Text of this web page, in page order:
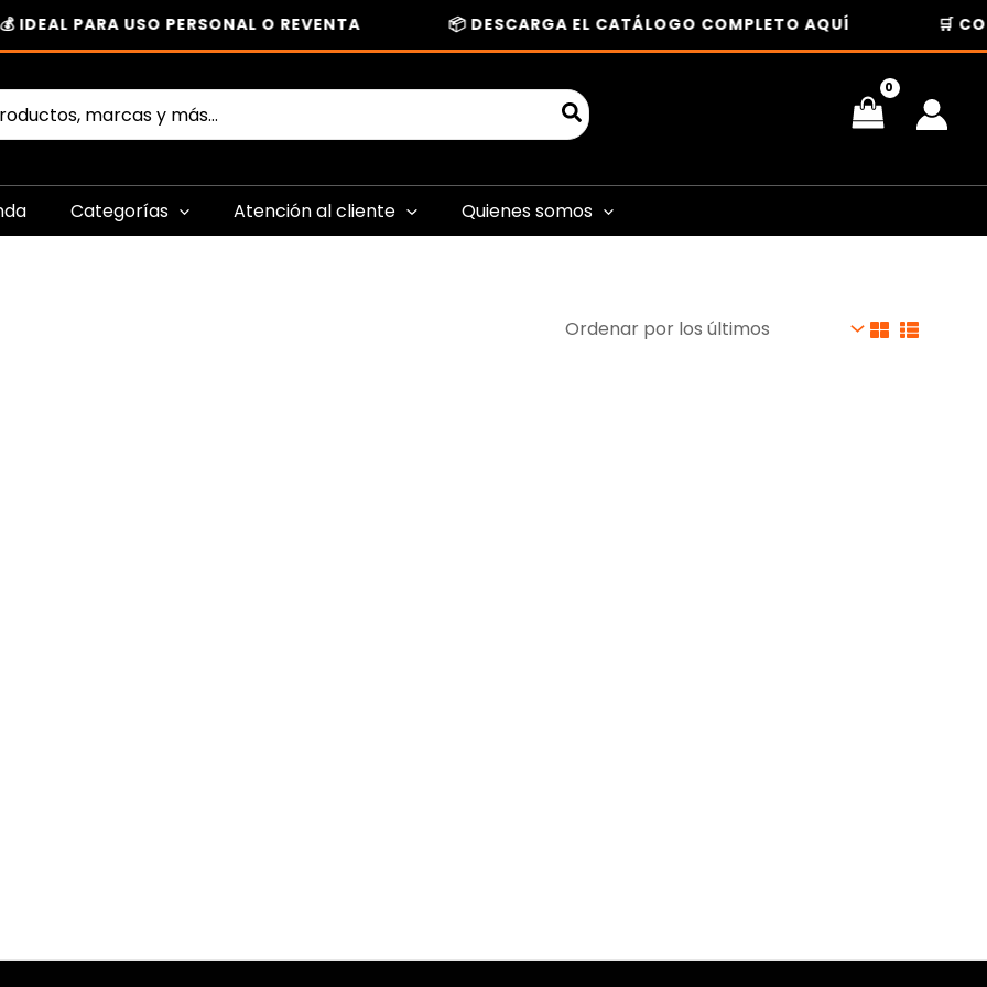
IDEAL PARA USO PERSONAL O REVENTA 📦 DESCARGA EL CATÁLOGO COMPLETO AQUÍ 🛒
Categorías Atención al cliente Quienes somos